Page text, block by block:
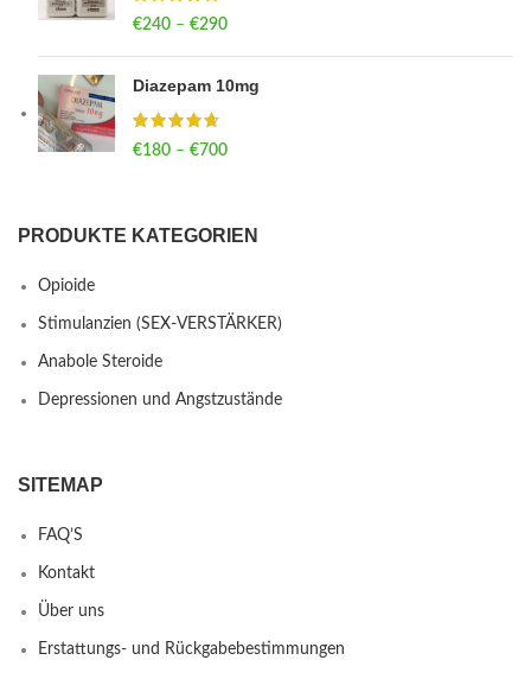
€240 – €290
Diazepam 10mg
€180 – €700
PRODUKTE KATEGORIEN
Opioide
Stimulanzien (SEX-VERSTÄRKER)
Anabole Steroide
Depressionen und Angstzustände
SITEMAP
FAQ’S
Kontakt
Über uns
Erstattungs- und Rückgabebestimmungen